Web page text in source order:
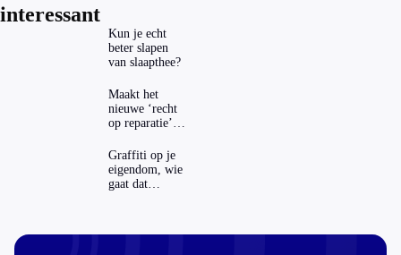
interessant
Kun je echt
beter slapen
van slaapthee?
Maakt het
nieuwe ‘recht
op reparatie’
echt
aantrekkelijker?
Graffiti op je
eigendom, wie
gaat dat